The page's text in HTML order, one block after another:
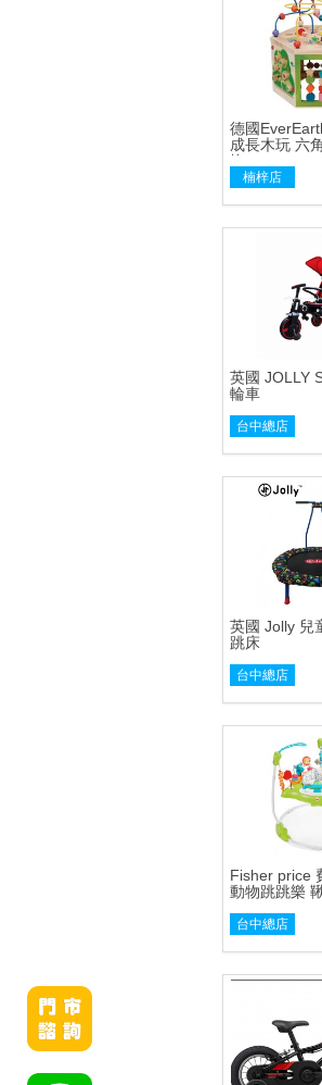
德國
成長木玩 六
塊
楠梓店
英國 JOLLY
輪車
台中總店
英國 Jolly 兒
跳床
台中總店
Fisher price
動物跳跳樂
台中總店